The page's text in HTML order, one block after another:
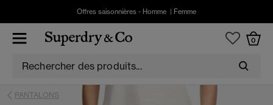
Offres saisonnières - Homme Femme
0
PANTALONS